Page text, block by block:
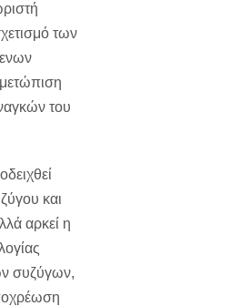
των
του
και
αρκεί η
συζύγων,